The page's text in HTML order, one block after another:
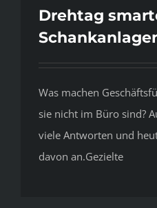
Drehtag
Was machen
sie nicht im Büro sind?
viele Antworten und
davon an.Gezielte